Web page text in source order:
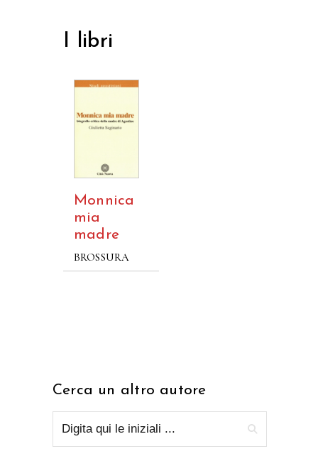
I libri
Monnica
mia
madre
BROSSURA
Cerca un altro autore